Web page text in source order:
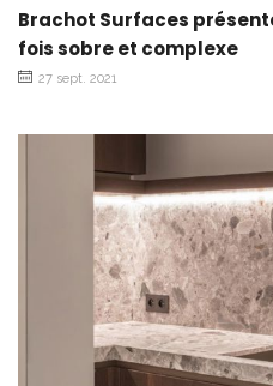
Brachot Surfaces
fois sobre et complexe
27 sept. 2021